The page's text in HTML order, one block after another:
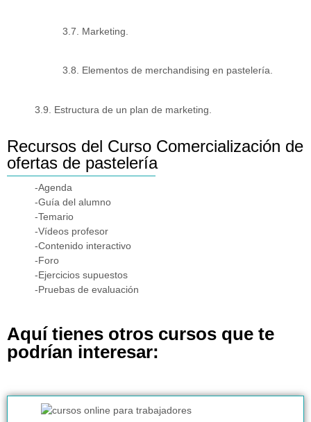
3.7. Marketing.
3.8. Elementos de merchandising en pastelería.
3.9. Estructura de un plan de marketing.
Recursos del Curso Comercialización de
ofertas de pastelería
-Agenda
-Guía del alumno
-Temario
-Vídeos profesor
-Contenido interactivo
-Foro
-Ejercicios supuestos
-Pruebas de evaluación
Aquí tienes otros cursos que te
podrían interesar: